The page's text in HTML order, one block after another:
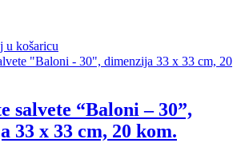
u košaricu
salvete “Baloni – 30”,
33 x 33 cm, 20 kom.